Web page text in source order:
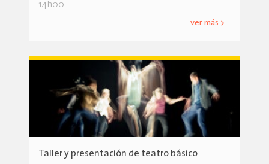
14h00
ver más >
Taller y presentación de teatro básico